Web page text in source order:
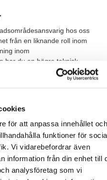
för att anpassa innehållet och
funktioner för
Vi vidarebefordrar även
information från din enhet till
analysföretag som vi
hos oss
från en liknande roll inom
inom
har du en högre teknisk
Vi ser gärna att
processindustrin eller
ser vi gärna att du har
alternativt delar av.
både internt och externt,
på svenska och engelska.